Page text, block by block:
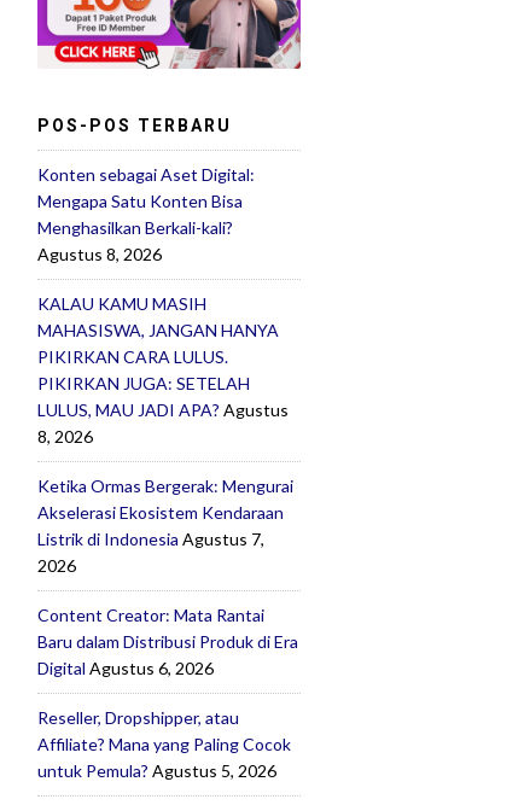
POS-POS TERBARU
Konten sebagai Aset Digital:
Mengapa Satu Konten Bisa
Menghasilkan Berkali-kali?
Agustus 8, 2026
KALAU KAMU MASIH
MAHASISWA, JANGAN HANYA
PIKIRKAN CARA LULUS.
PIKIRKAN JUGA: SETELAH
LULUS, MAU JADI APA? Agustus
8, 2026
Ketika Ormas Bergerak: Mengurai
Akselerasi Ekosistem Kendaraan
Listrik di Indonesia Agustus 7,
2026
Content Creator: Mata Rantai
Baru dalam Distribusi Produk di Era
Digital Agustus 6, 2026
Reseller, Dropshipper, atau
Affiliate? Mana yang Paling Cocok
untuk Pemula? Agustus 5, 2026